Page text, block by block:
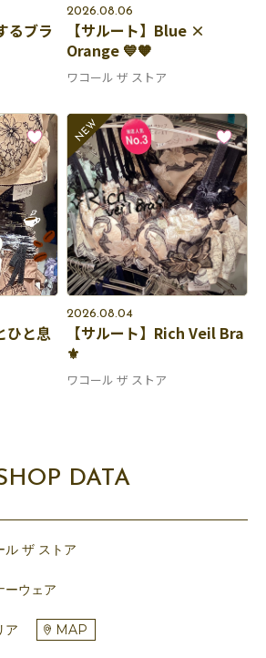
るブラ
2026.08.06
【サルート】Blue ×
Orange 💙🧡
ワコール ザ ストア
ひと息
2026.08.04
【サルート】Rich Veil Bra
⚜️
ワコール ザ ストア
DATA
ル ザ ストア
ーウェア
ア MAP